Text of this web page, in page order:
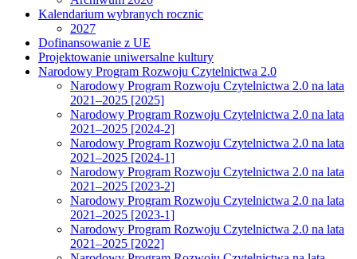
Kalendarium wybranych rocznic
2027
Dofinansowanie z UE
Projektowanie uniwersalne kultury
Narodowy Program Rozwoju Czytelnictwa 2.0
Narodowy Program Rozwoju Czytelnictwa 2.0 na lata
2021–2025 [2025]
Narodowy Program Rozwoju Czytelnictwa 2.0 na lata
2021–2025 [2024-2]
Narodowy Program Rozwoju Czytelnictwa 2.0 na lata
2021–2025 [2024-1]
Narodowy Program Rozwoju Czytelnictwa 2.0 na lata
2021–2025 [2023-2]
Narodowy Program Rozwoju Czytelnictwa 2.0 na lata
2021–2025 [2023-1]
Narodowy Program Rozwoju Czytelnictwa 2.0 na lata
2021–2025 [2022]